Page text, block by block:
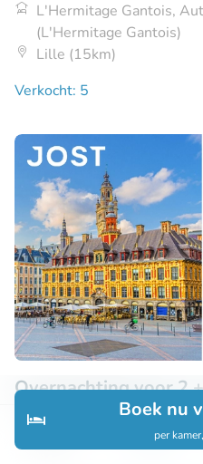
Zoeken
Boek nu
per
L'Hermitage Gantois,
(L'Hermitage Gantois)
Lille (15km)
Verkocht: 5
Overnachting voor 2
welkomstdrankje +
Lille